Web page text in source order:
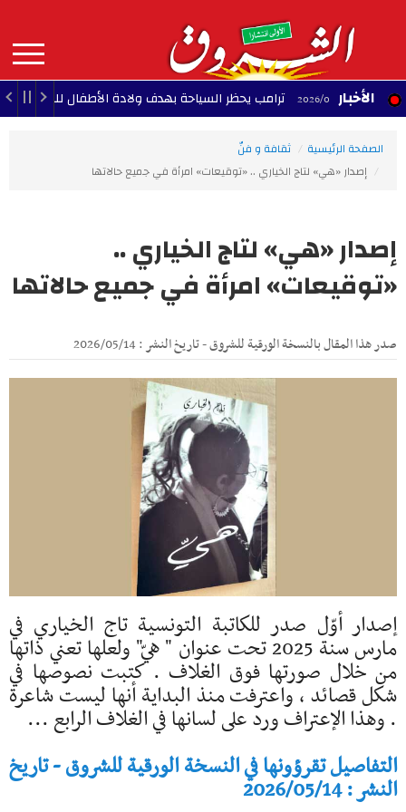
contenu
principal
MAIN
NAVIGATION الأخبار ترامب يحظر السياحة بهدف ولادة الأطفال للحصول على
الصفحة الرئيسية
ثقافة و فنّ
إصدار «هي» لتاج الخياري .. «توقيعات» امرأة في جميع حالاتها
إصدار «هي» لتاج الخياري ..
«توقيعات» امرأة في جميع حالاتها
صدر هذا المقال بالنسخة الورقية للشروق - تاريخ النشر : 2026/05/14
إصدار أوّل صدر للكاتبة التونسية تاج الخياري في
مارس سنة 2025 تحت عنوان " هيّ" ولعلها تعني ذاتها
من خلال صورتها فوق الغلاف . كتبت نصوصها في
شكل قصائد ، واعترفت منذ البداية أنها ليست شاعرة
. وهذا الإعتراف ورد على لسانها في الغلاف الرابع ...
التفاصيل تقرؤونها في النسخة الورقية للشروق - تاريخ
النشر : 2026/05/14